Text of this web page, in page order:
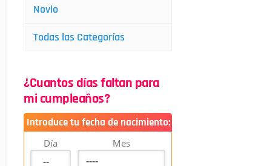
Novio
Todas las Categorías
¿Cuantos días faltan para
mi cumpleaños?
Introduce tu fecha de nacimiento:
Día Mes